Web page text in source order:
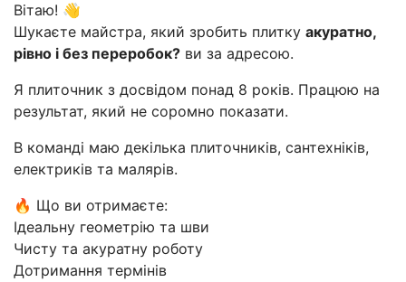
Вітаю! 👋
Шукаєте майстра, який зробить плитку акуратно,
рівно і без переробок? ви за адресою.
Я плиточник з досвідом понад 8 років. Працюю на
результат, який не соромно показати.
В команді маю декілька плиточників, сантехніків,
електриків та малярів.
🔥 Що ви отримаєте:
Ідеальну геометрію та шви
Чисту та акуратну роботу
Дотримання термінів